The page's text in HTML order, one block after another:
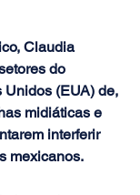
Claudia
do
Unidos (EUA) de,
midiáticas e
interferir
mexicanos.